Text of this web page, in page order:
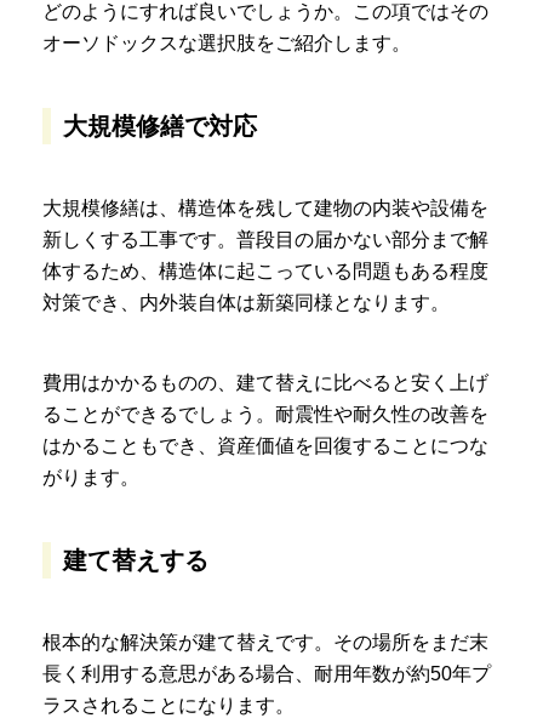
どのようにすれば良いでしょうか。この項ではその
オーソドックスな選択肢をご紹介します。
大規模修繕で対応
大規模修繕は、構造体を残して建物の内装や設備を
新しくする工事です。普段目の届かない部分まで解
体するため、構造体に起こっている問題もある程度
対策でき、内外装自体は新築同様となります。
費用はかかるものの、建て替えに比べると安く上げ
ることができるでしょう。耐震性や耐久性の改善を
はかることもでき、資産価値を回復することにつな
がります。
建て替えする
根本的な解決策が建て替えです。その場所をまだ末
長く利用する意思がある場合、耐用年数が約50年プ
ラスされることになります。